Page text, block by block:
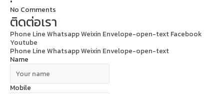
No Comments
ติดต่อเรา
Phone Line WhatsappWeixin Envelope-open-text Facebook
Youtube
Phone Line WhatsappWeixin Envelope-open-text
Name
Mobile